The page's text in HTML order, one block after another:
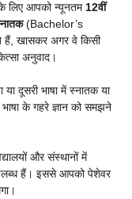
लिए आपको न्यूनतम12वीं
(Bachelor’s
खासकर अगर वे किसी
अनुवाद।
दूसरी भाषा में स्नातक या
के गहरे ज्ञान को समझने
और संस्थानों में
हैं। इससे आपको पेशेवर